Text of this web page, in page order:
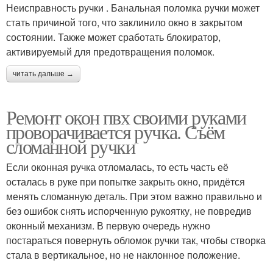
Неисправность ручки . Банальная поломка ручки может
стать причиной того, что заклинило окно в закрытом
состоянии. Также может сработать блокиратор,
активируемый для предотвращения поломок.
читать дальше →
Ремонт окон пвх своими руками
проворачивается ручка. Съём
сломанной ручки
Если оконная ручка отломалась, то есть часть её
осталась в руке при попытке закрыть окно, придётся
менять сломанную деталь. При этом важно правильно и
без ошибок снять испорченную рукоятку, не повредив
оконный механизм. В первую очередь нужно
постараться повернуть обломок ручки так, чтобы створка
стала в вертикальное, но не наклонное положение.